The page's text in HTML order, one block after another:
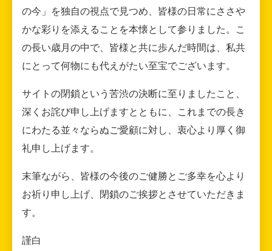
の今」を独自の視点で見つめ、皆様の日常にささや
かな彩りを添えることを本懐として参りました。こ
の長い歳月の中で、皆様と共に歩んだ時間は、私共
にとって何物にも代えがたい至宝でございます。
サイトの閉鎖という苦渋の決断に至りましたこと、
深くお詫び申し上げますとともに、これまでの長き
にわたる並々ならぬご愛顧に対し、衷心より厚く御
礼申し上げます。
末筆ながら、皆様の今後のご健勝とご多幸を心より
お祈り申し上げ、閉鎖のご挨拶とさせていただきま
す。
謹白